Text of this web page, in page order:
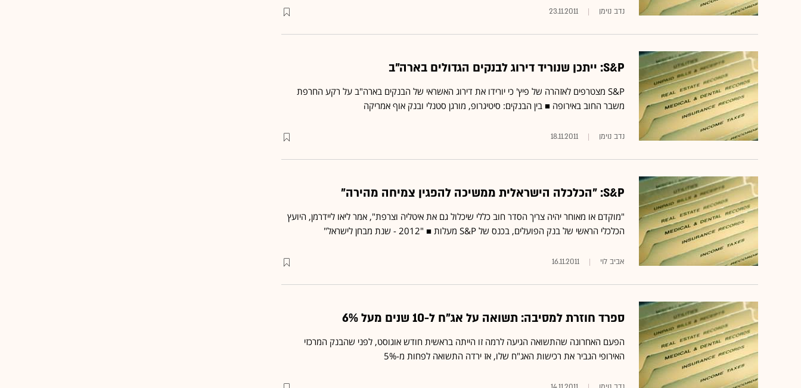
נדב נוימן 23.11.2011
S&P: ייתכן שנוריד דירוג לבנקים הגדולים בארה"ב
S&P מצטרפים לאזהרה של פיץ' כי יורידו את דירוג האשראי של הבנקים בארה"ב על רקע החרפת
משבר החוב באירופה ■ בין הבנקים: סיטיגרופ, מורגן סטנלי ובנק אוף אמריקה
נדב נוימן 18.11.2011
S&P: "הכלכלה הישראלית ממשיכה להפגין צמיחה מהירה"
"מוקדם או מאוחר יהיה צריך הסדר חוב כללי שיכלול גם את איטליה וצרפת", אמר ליאו ליידרמן, היועץ
הכלכלי הראשי של בנק הפועלים, בכנס של S&P מעלות ■ "2012 - שנת מבחן לישראל"
אביב לוי 16.11.2011
ספרד חוזרת למסיבה: תשואה על אג"ח ל-10 שנים מעל 6%
הפעם האחרונה שהתשואה הגיעה לרמה זו הייתה בראשית חודש אוגוסט, לפני שהבנק המרכזי
האירופי הגביר את רכישות האג"ח שלו, אז ירדה התשואה לפחות מ-5%